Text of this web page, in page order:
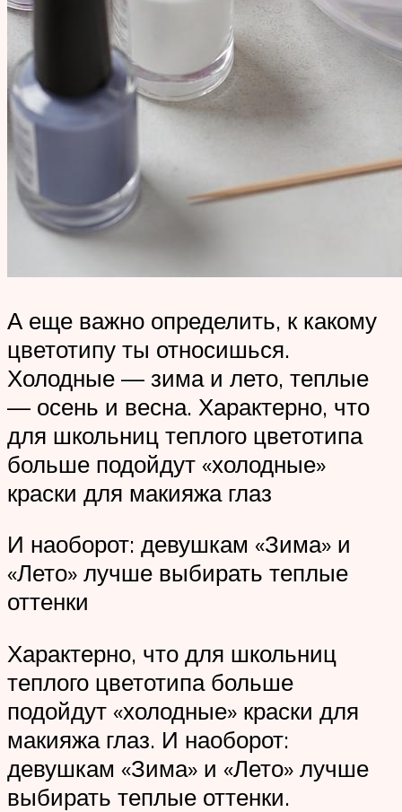
А еще важно определить, к какому
цветотипу ты относишься.
Холодные — зима и лето, теплые
— осень и весна. Характерно, что
для школьниц теплого цветотипа
больше подойдут «холодные»
краски для макияжа глаз
И наоборот: девушкам «Зима» и
«Лето» лучше выбирать теплые
оттенки
Характерно, что для школьниц
теплого цветотипа больше
подойдут «холодные» краски для
макияжа глаз. И наоборот:
девушкам «Зима» и «Лето» лучше
выбирать теплые оттенки.